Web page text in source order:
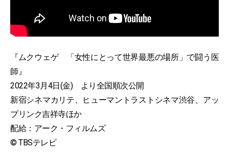
『ムクウェゲ 「女性にとって世界最悪の場所」で闘う医
師』
2022年3月4日(金) より全国順次公開
新宿シネマカリテ、ヒューマントラストシネマ渋谷、アッ
プリンク吉祥寺ほか
配給：アーク・フィルムズ
© TBSテレビ